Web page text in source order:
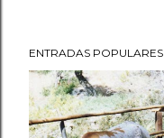
ENTRADAS POPULARES